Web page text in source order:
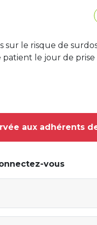
sur le risque de
patient le jour de
aux adhérents
vous